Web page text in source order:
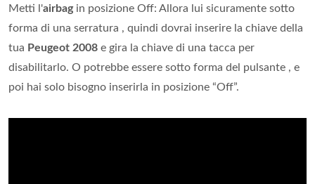
Metti l'airbagin posizione Off: Allora lui sicuramente sotto
forma di una serratura , quindi dovrai inserire la chiave della
tua Peugeot 2008 e gira la chiave di una tacca per
disabilitarlo. O potrebbe essere sotto forma del pulsante , e
poi hai solo bisogno inserirla in posizione “Off”.